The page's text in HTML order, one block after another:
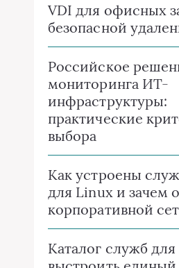
VDI для офисных
безопасной
Российское
мониторинга ИТ-
инфраструктуры:
практические
выбора
Как устроены
для Linux и зачем
корпоративной
Каталог служб